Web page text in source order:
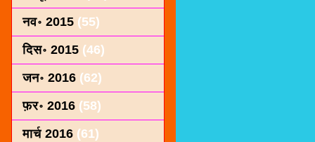
नव॰ 2015 (55)
दिस॰ 2015 (46)
जन॰ 2016 (62)
फ़र॰ 2016 (58)
मार्च 2016 (61)